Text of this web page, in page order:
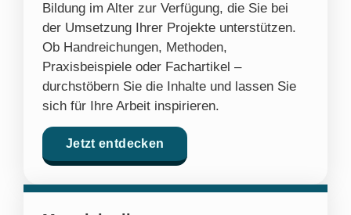
Bildung im Alter zur Verfügung, die Sie bei
der Umsetzung Ihrer Projekte unterstützen.
Ob Handreichungen, Methoden,
Praxisbeispiele oder Fachartikel –
durchstöbern Sie die Inhalte und lassen Sie
sich für Ihre Arbeit inspirieren.
Jetzt entdecken